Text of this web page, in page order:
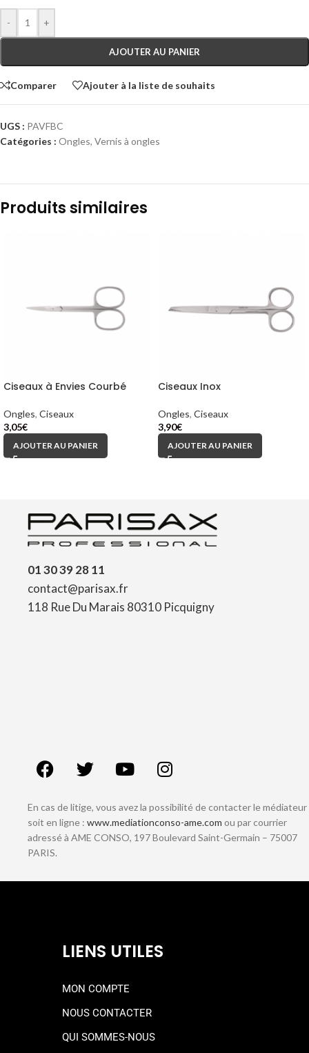
- +
AJOUTER AU PANIER
Comparer Ajouter à la liste de souhaits
UGS : PAVFBC
Catégories : Ongles, Vernis à ongles
Produits similaires
Ciseaux à Envies Courbé
Ongles, Ciseaux
3,05€
AJOUTER AU PANIER
Ciseaux Inox
Ongles, Ciseaux
3,90€
AJOUTER AU PANIER
01 30 39 28 11
contact@parisax.fr
118 Rue Du Marais 80310 Picquigny
En cas de litige, vous avez la possibilité de contacter le médiateur
soit en ligne : www.mediationconso-ame.com ou par courrier
adressé à AME CONSO, 197 Boulevard Saint-Germain – 75007
PARIS.
LIENS UTILES
MON COMPTE
NOUS CONTACTER
QUI SOMMES-NOUS